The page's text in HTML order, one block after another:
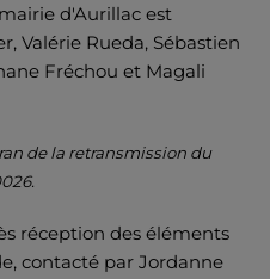
d'Aurillac est
Valérie Rueda, Sébastien
Fréchou et Magali
de la retransmission du
réception des éléments
contacté par Jordanne